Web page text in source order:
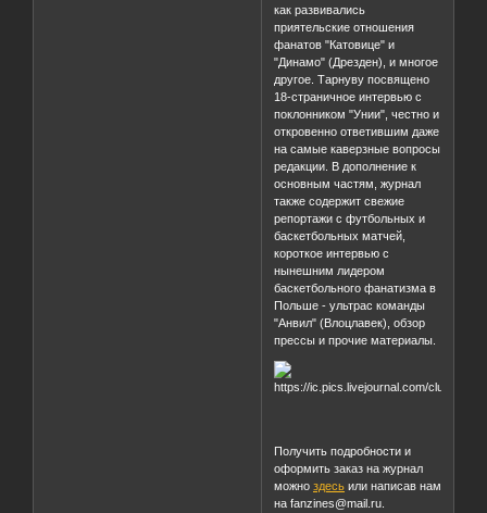
как развивались
приятельские отношения
фанатов "Катовице" и
"Динамо" (Дрезден), и многое
другое. Тарнуву посвящено
18-страничное интервью с
поклонником "Унии", честно и
откровенно ответившим даже
на самые каверзные вопросы
редакции. В дополнение к
основным частям, журнал
также содержит свежие
репортажи с футбольных и
баскетбольных матчей,
короткое интервью с
нынешним лидером
баскетбольного фанатизма в
Польше - ультрас команды
"Анвил" (Влоцлавек), обзор
прессы и прочие материалы.
Получить подробности и
оформить заказ на журнал
можноздесьили написав нам